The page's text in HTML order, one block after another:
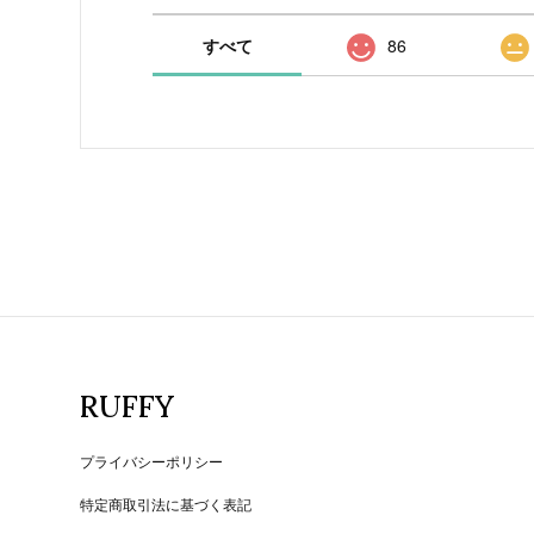
すべて 86
RUFFY
プライバシーポリシー
特定商取引法に基づく表記